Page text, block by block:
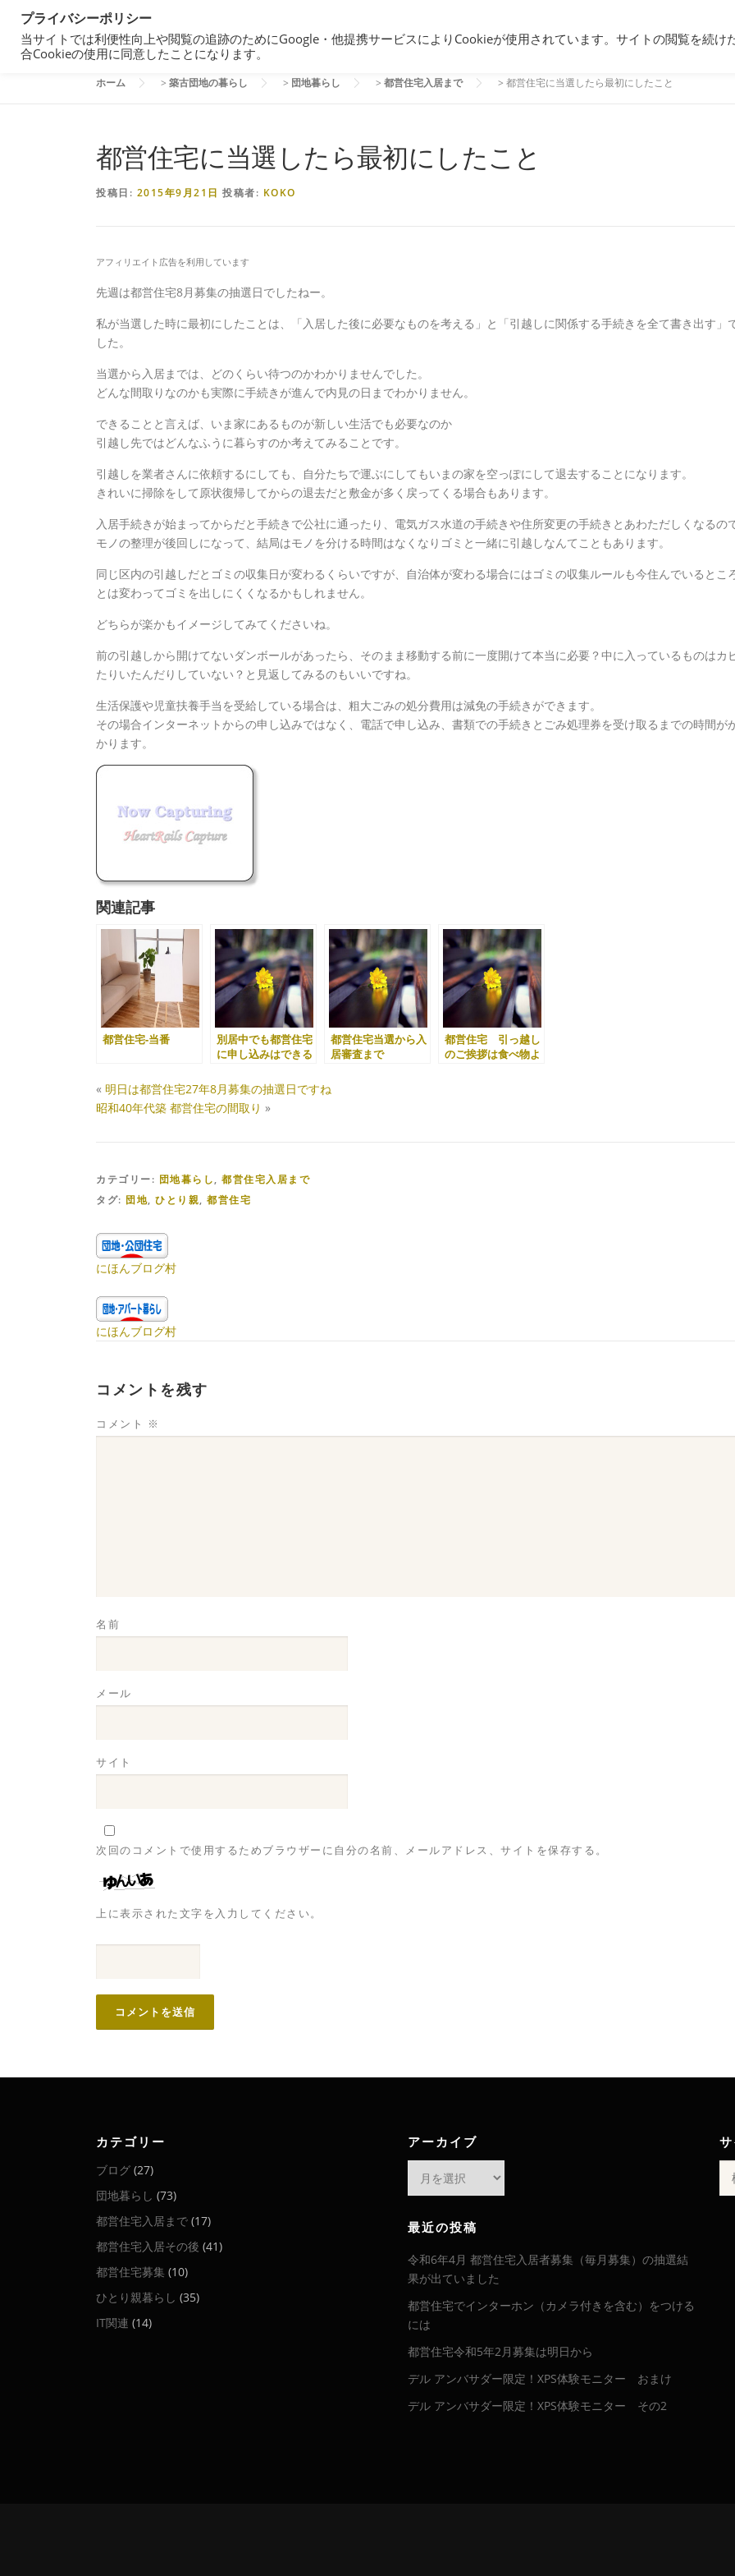
都営住宅・団地暮らしブログ
東京都内の昭和40年代築の団地で暮らす
団地暮らし 都営住宅入居まで 都営
ホーム > 築古団地の暮らし > 団地暮らし > 都営住宅入居まで > 都営住宅に当選したら最初にしたこと
都営住宅に当選したら最初にしたこと
投稿日: 2015年9月21日 投稿者: KOKO
アフィリエイト広告を利用しています
先週は都営住宅8月募集の抽選日でしたねー。
私が当選した時に最初にしたことは、「入居した後に必要なものを考える」と「引越しに関係する手続きを全て書き出す」
した。
当選から入居までは、どのくらい待つのかわかりませんでした。
どんな間取りなのかも実際に手続きが進んで内見の日までわかりません。
できることと言えば、いま家にあるものが新しい生活でも必要なのか
引越し先ではどんなふうに暮らすのか考えてみることです。
引越しを業者さんに依頼するにしても、自分たちで運ぶにしてもいまの家を空っぽにして退去することになります。
きれいに掃除をして原状復帰してからの退去だと敷金が多く戻ってくる場合もあります。
入居手続きが始まってからだと手続きで公社に通ったり、電気ガス水道の手続きや住所変更の手続きとあわただしくなるの
モノの整理が後回しになって、結局はモノを分ける時間はなくなりゴミと一緒に引越しなんてこともあります。
同じ区内の引越しだとゴミの収集日が変わるくらいですが、自治体が変わる場合にはゴミの収集ルールも今住んでいるとこ
とは変わってゴミを出しにくくなるかもしれません。
どちらが楽かもイメージしてみてくださいね。
前の引越しから開けてないダンボールがあったら、そのまま移動する前に一度開けて本当に必要？中に入っているものはカ
たりいたんだりしていない？と見返してみるのもいいですね。
生活保護や児童扶養手当を受給している場合は、粗大ごみの処分費用は減免の手続きができます。
その場合インターネットからの申し込みではなく、電話で申し込み、書類での手続きとごみ処理券を受け取るまでの時間が
かります。
関連記事
都営住宅-当番
別居中でも都営住宅
に申し込みはできる
都営住宅当選から入
居審査まで
都営住宅 引っ越し
のご挨拶は食べ物よ
« 明日は都営住宅27年8月募集の抽選日ですね
昭和40年代築 都営住宅の間取り »
カテゴリー: 団地暮らし, 都営住宅入居まで
タグ: 団地, ひとり親, 都営住宅
にほんブログ村
にほんブログ村
コメントを残す
コメント ※
名前
メール
サイト
次回のコメントで使用するためブラウザーに自分の名前、メールアドレス、サイトを保存する。
上に表示された文字を入力してください。
カテゴリー
ブログ (27)
団地暮らし (73)
都営住宅入居まで (17)
都営住宅入居その後 (41)
都営住宅募集 (10)
ひとり親暮らし (35)
IT関連 (14)
アーカイブ
イ
最近の投稿
令和6年4月 都営住宅入居者募集（毎月募集）の抽選結
果が出ていました
都営住宅でインターホン（カメラ付きを含む）をつける
には
都営住宅令和5年2月募集は明日から
デル アンバサダー限定！XPS体験モニター おまけ
デル アンバサダー限定！XPS体験モニター その2
プライバシーポリシー
当サイトでは利便性向上や閲覧の追跡のためにGoogle・他提携サービスによりCookieが使用されています。サイトの閲覧を続け
合Cookieの使用に同意したことになります。